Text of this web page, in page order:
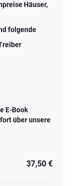
Häuser,
folgende
E-Book
über unsere
37,50 €